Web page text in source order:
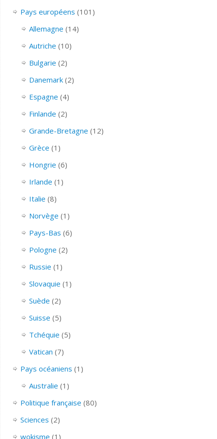
Pays européens (101)
Allemagne (14)
Autriche (10)
Bulgarie (2)
Danemark(2)
Espagne (4)
Finlande (2)
Grande-Bretagne (12)
Grèce (1)
Hongrie (6)
Irlande (1)
Italie (8)
Norvège (1)
Pays-Bas (6)
Pologne (2)
Russie (1)
Slovaquie (1)
Suède (2)
Suisse (5)
Tchéquie (5)
Vatican (7)
Pays océaniens (1)
Australie (1)
Politique française (80)
Sciences (2)
wokisme (1)